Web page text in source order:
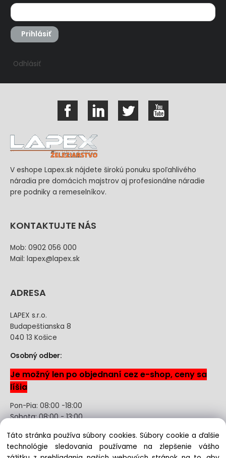
Prihlásiť
Odhlásiť
V eshope Lapex.sk nájdete širokú ponuku spoľahlivého
náradia pre domácich majstrov aj profesionálne náradie
pre podniky a remeselníkov.
KONTAKTUJTE NÁS
Mob: 0902 056 000
Mail: lapex@lapex.sk
ADRESA
LAPEX s.r.o.
Budapeštianska 8
040 13 Košice
Osobný odber:
Je možný len po objednaní cez e-shop, ceny sa
líšia
Pon-Pia: 08:00 -18:00
Sobota: 08:00 - 13:00
Odstúpenie od kúpnej zmluvy uzavretej na diaľku bez
registrácie
Táto stránka používa súbory cookies. Súbory cookie a ďalšie
technológie sledovania používame na zlepšenie vášho